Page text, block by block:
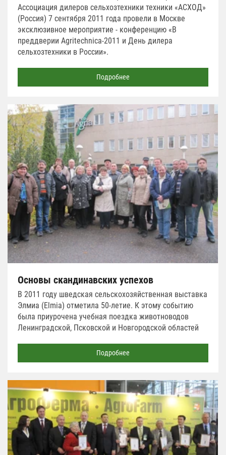
Ассоциация дилеров сельхозтехники техники «АСХОД»
(Россия) 7 сентября 2011 года провели в Москве
эксклюзивное мероприятие - конференцию «В
преддверии Agritechnica-2011 и День дилера
сельхозтехники в России».
Подробнее
Основы скандинавских успехов
В 2011 году шведская сельскохозяйственная выставка
Элмиа (Elmia) отметила 50-летие. К этому событию
была приурочена учебная поездка животноводов
Ленинградской, Псковской и Новгородской областей
Подробнее